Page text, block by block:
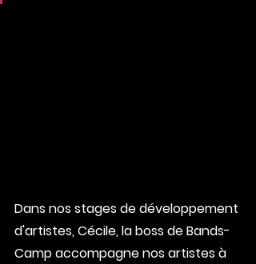
Dans nos stages de développement
d'artistes, Cécile, la boss de Bands-
Camp accompagne nos artistes à